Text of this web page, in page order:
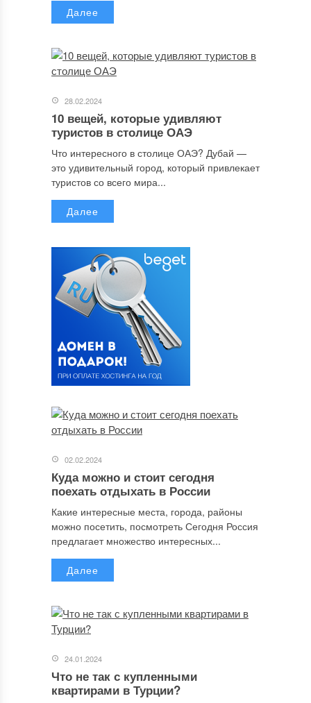
Далее
28.02.2024
10 вещей, которые удивляют
туристов в столице ОАЭ
Что интересного в столице ОАЭ? Дубай —
это удивительный город, который привлекает
туристов со всего мира...
Далее
02.02.2024
Куда можно и стоит сегодня
поехать отдыхать в России
Какие интересные места, города, районы
можно посетить, посмотреть Сегодня Россия
предлагает множество интересных...
Далее
24.01.2024
Что не так с купленными
квартирами в Турции?